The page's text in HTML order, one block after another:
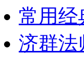
常用经
济群法